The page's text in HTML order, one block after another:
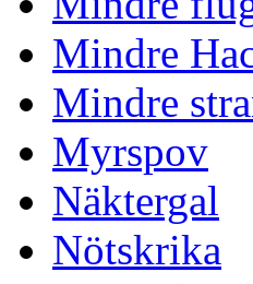
Mindre
Mindre
Myrspov
Näktergal
Nötskrika